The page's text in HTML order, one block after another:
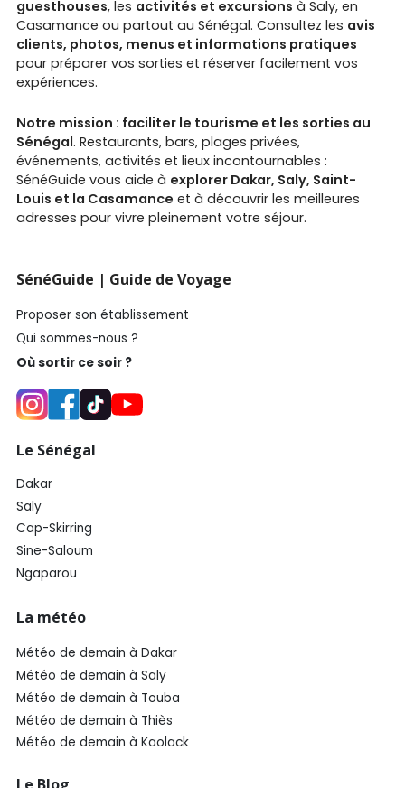
guesthouses, les activités et excursions à Saly, en
Casamance ou partout au Sénégal. Consultez les avis
clients, photos, menus et informations pratiques
pour préparer vos sorties et réserver facilement vos
expériences.
Notre mission : faciliter le tourisme et les sorties au
Sénégal. Restaurants, bars, plages privées,
événements, activités et lieux incontournables :
SénéGuide vous aide à explorer Dakar, Saly, Saint-
Louis et la Casamance et à découvrir les meilleures
adresses pour vivre pleinement votre séjour.
SénéGuide | Guide de Voyage
Proposer son établissement
Qui sommes-nous ?
Où sortir ce soir ?
Le Sénégal
Dakar
Saly
Cap-Skirring
Sine-Saloum
Ngaparou
La météo
Météo de demain à Dakar
Météo de demain à Saly
Météo de demain à Touba
Météo de demain à Thiès
Météo de demain à Kaolack